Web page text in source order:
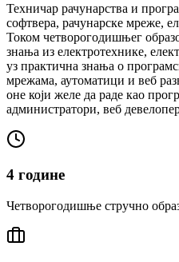
Техничар рачунарства и
софтвера, рачунарске мреже,
Током четворогодишњег
знања из електротехнике,
уз практична знања о
мрежама, аутоматици и веб
оне који желе да раде као
администратори, веб
4 године
Четворогодишње стручно